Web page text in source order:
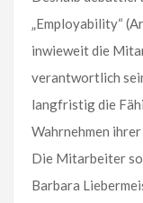
„Employability“
inwieweit die
verantwortlich
langfristig die
Wahrnehmen
Die Mitarbeiter
Barbara